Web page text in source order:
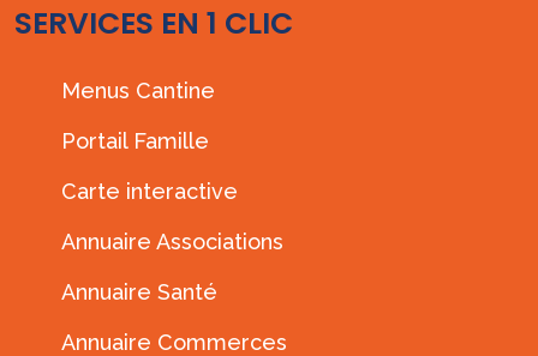
SERVICES EN 1 CLIC
Menus Cantine
Portail Famille
Carte interactive
Annuaire Associations
Annuaire Santé
Annuaire Commerces